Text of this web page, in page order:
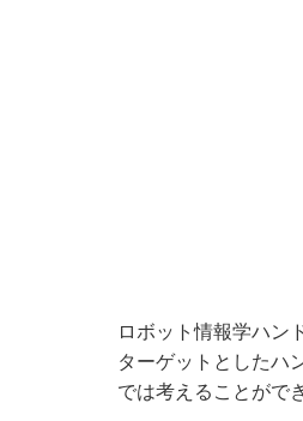
ロボット情報学ハン
ターゲットとしたハ
では考えることがで